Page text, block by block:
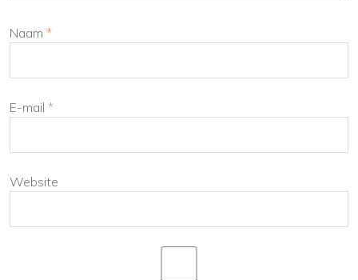
Naam *
E-mail *
Website